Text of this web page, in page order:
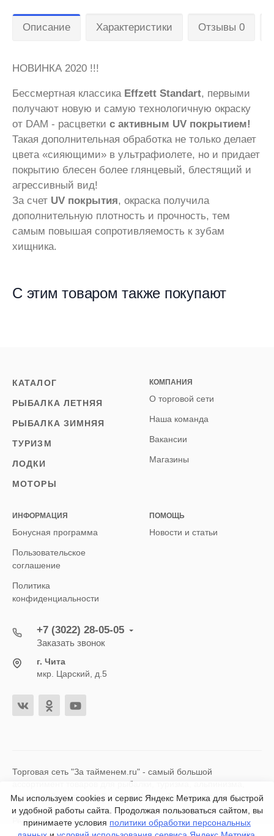
Описание Характеристики Отзывы 0
НОВИНКА 2020 !!!
Бессмертная классика Effzett Standart, первыми
получают новую и самую технологичную окраску
от DAM - расцветки с активным UV покрытием!
Такая дополнительная обработка не только делает
цвета «сияющими» в ультрафиолете, но и придает
покрытию блесен более глянцевый, блестящий и
агрессивный вид!
За счет UV покрытия, окраска получила
дополнительную плотность и прочность, тем
самым повышая сопротивляемость к зубам
хищника.
С этим товаром также покупают
КАТАЛОГ
РЫБАЛКА ЛЕТНЯЯ
РЫБАЛКА ЗИМНЯЯ
ТУРИЗМ
ЛОДКИ
МОТОРЫ
КОМПАНИЯ
О торговой сети
Наша команда
Вакансии
Магазины
ИНФОРМАЦИЯ
Бонусная программа
Пользовательское
соглашение
Политика
конфиденциальности
ПОМОЩЬ
Новости и статьи
+7 (3022) 28-05-05
Заказать звонок
г. Чита
мкр. Царский, д.5
Торговая сеть "За тайменем.ru" - самый большой
ассортимент товаров для рыбалки, туризма, альпинизма,
подводной охоты и дайвинга в Чите и Забайкальском крае!
Реквизиты:
ИП Сохач Марина Владимировна ОРГН 313753619700010
Мы используем cookies и сервис Яндекс Метрика для быстрой
и удобной работы сайта. Продолжая пользоваться сайтом, вы
принимаете условия политики обработки персональных